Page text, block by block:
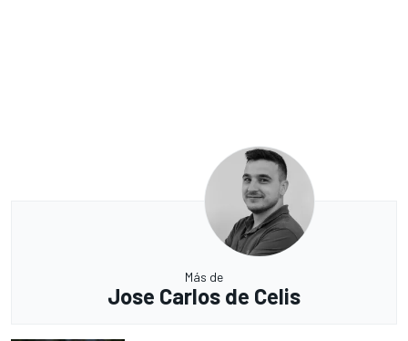
Más de
Jose Carlos de Celis